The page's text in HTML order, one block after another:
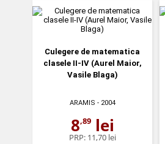
Culegere de matematica
clasele II-IV (Aurel Maior,
Vasile Blaga)
ARAMIS - 2004
8,89lei
PRP: 11,70 lei